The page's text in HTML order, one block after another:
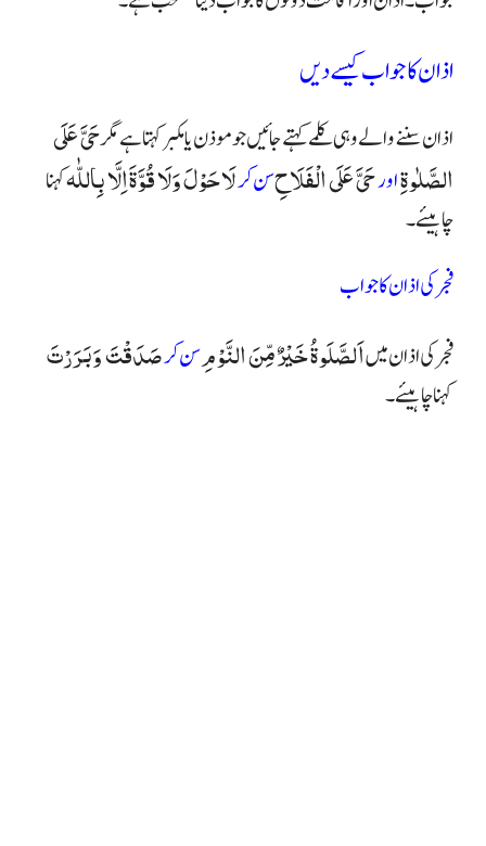
اذان کا جواب کیسے دیں
اذان سننے والے وہی کلمے کہتے جائیں جو موذن یا مکبر کہتا ہے مگرحَیَّ عَلَی
الصَّلٰوۃِاورحَىَّ عَلَى الْفَلَاحِسن كرلَاحَوْلَ وَلَا قُوَّةَ اِلَّا بِاللّٰہکہنا
چاہیئے۔
فجر کی اذان کا جواب
فجر کی اذان میںاَلصَّلَوةُ خَيْرٌ مِّنَ النَّوْمِسن کرصَدَقْتَ وَبَرَرْتَ
کہنا چاہیئے۔